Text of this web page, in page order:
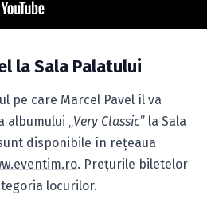
la Sala Palatului
pe care Marcel Pavel îl va
„ Very Classic” la Sala
disponibile în reţeaua
. Preţurile biletelor
locurilor.